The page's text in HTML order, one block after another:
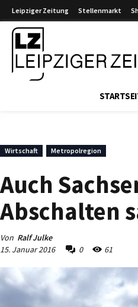
Leipziger Zeitung Stellenmarkt
Wirtschaft Metropolregion
Auch
Abschalten
Von Ralf Julke
15. Januar 2016
0 61